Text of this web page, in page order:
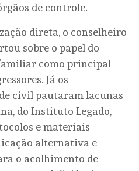
de controle.
direta, o conselheiro
sobre o papel do
como principal
Já os
civil pautaram lacunas
do Instituto Legado,
e materiais
alternativa e
o acolhimento de